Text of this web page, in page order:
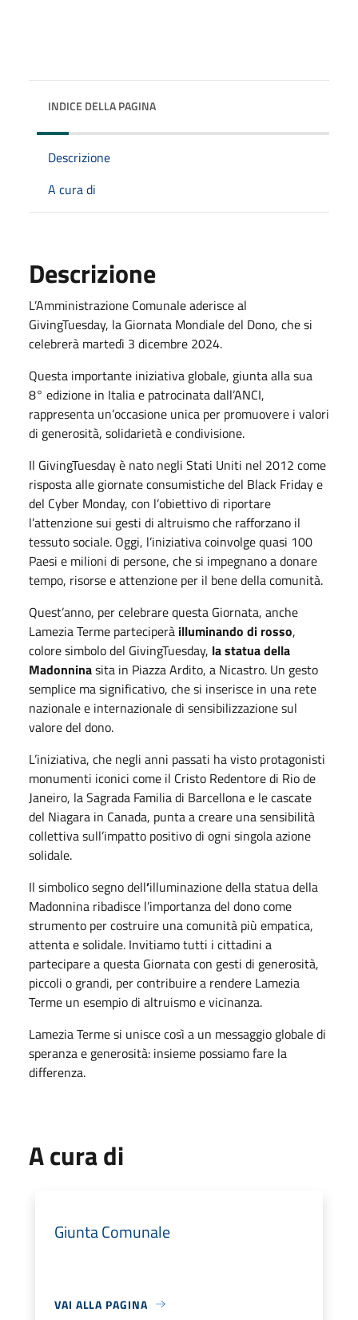
INDICE DELLA PAGINA
Descrizione
A cura di
Descrizione
L’Amministrazione Comunale aderisce al
GivingTuesday, la Giornata Mondiale del Dono, che si
celebrerà martedì 3 dicembre 2024.
Questa importante iniziativa globale, giunta alla sua
8° edizione in Italia e patrocinata dall’ANCI,
rappresenta un’occasione unica per promuovere i valori
di generosità, solidarietà e condivisione.
Il GivingTuesday è nato negli Stati Uniti nel 2012 come
risposta alle giornate consumistiche del Black Friday e
del Cyber Monday, con l’obiettivo di riportare
l’attenzione sui gesti di altruismo che rafforzano il
tessuto sociale. Oggi, l’iniziativa coinvolge quasi 100
Paesi e milioni di persone, che si impegnano a donare
tempo, risorse e attenzione per il bene della comunità.
Quest’anno, per celebrare questa Giornata, anche
Lamezia Terme parteciperà illuminando di rosso,
colore simbolo del GivingTuesday, la statua della
Madonninasita in Piazza Ardito, a Nicastro. Un gesto
semplice ma significativo, che si inserisce in una rete
nazionale e internazionale di sensibilizzazione sul
valore del dono.
L’iniziativa, che negli anni passati ha visto protagonisti
monumenti iconici come il Cristo Redentore di Rio de
Janeiro, la Sagrada Familia di Barcellona e le cascate
del Niagara in Canada, punta a creare una sensibilità
collettiva sull’impatto positivo di ogni singola azione
solidale.
Il simbolico segno dell’illuminazione della statua della
Madonnina ribadisce l’importanza del dono come
strumento per costruire una comunità più empatica,
attenta e solidale. Invitiamo tutti i cittadini a
partecipare a questa Giornata con gesti di generosità,
piccoli o grandi, per contribuire a rendere Lamezia
Terme un esempio di altruismo e vicinanza.
Lamezia Terme si unisce così a un messaggio globale di
speranza e generosità: insieme possiamo fare la
differenza.
A cura di
Giunta Comunale
VAI ALLA PAGINA